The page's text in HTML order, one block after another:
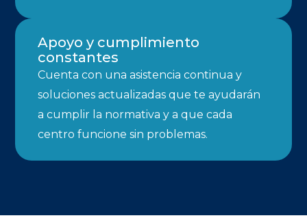
Apoyo y cumplimiento
constantes
Cuenta con una asistencia continua y
soluciones actualizadas que te ayudarán
a cumplir la normativa y a que cada
centro funcione sin problemas.